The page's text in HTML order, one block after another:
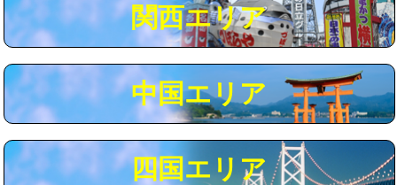
モルタル補修（厚さ10㎝超え） 38,500円
追加人工 16,500円
現場見積
※給水管工事は20mmまでの価格です。
関西エリア
中国エリア
四国エリア